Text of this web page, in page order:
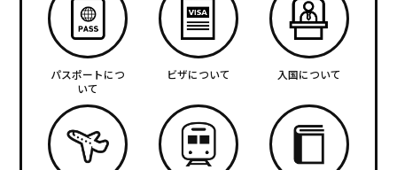
パスポートにつ
いて
ビザについて 入国について